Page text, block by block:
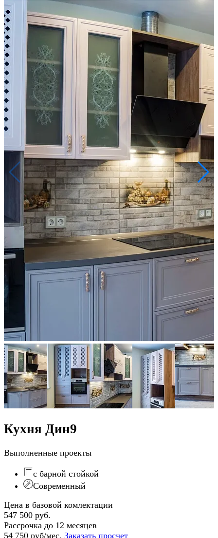
Кухня Дин9
Выполненные проекты
с барной стойкой
Современный
Цена в базовой комлектации
547 500 руб.
Рассрочка до 12 месяцев
54 750 руб/мес. Заказать просчет